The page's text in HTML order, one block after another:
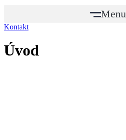
Menu
Kontakt
Úvod